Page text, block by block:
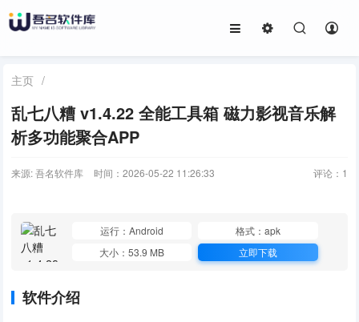
主页 /
乱七八糟 v1.4.22 全能工具箱 磁力影视音乐解
析多功能聚合APP
来源: 吾名软件库 时间：2026-05-22 11:26:33 评论： 1
运行：Android
格式：apk
大小：53.9 MB
立即下载
软件介绍